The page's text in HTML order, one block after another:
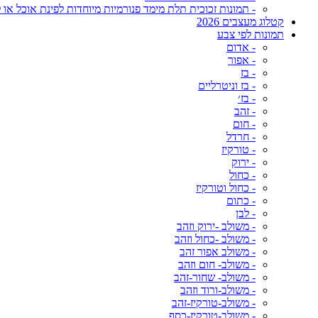
- תמונות זכוכית תלת מימד פנורמיות מיוחדות לפינת אוכל או
קטלוג מעצבים 2026
תמונות לפי צבע
- אדום
- אפור
- בז
- בז וניטרליים
- בז׳
- זהב
- חום
- חרדל
- טורקיז
- ירוק
- כחול
- כחול וטורקיז
- כתום
- לבן
- משולב -ירוק וזהב
- משולב -כחול וזהב
- משולב אפור זהב
- משולב- חום וזהב
- משולב- שחור-זהב
- משולב-ורוד וזהב
- משולב-טורקיז-זהב
- משולב-טורקיז-כסף